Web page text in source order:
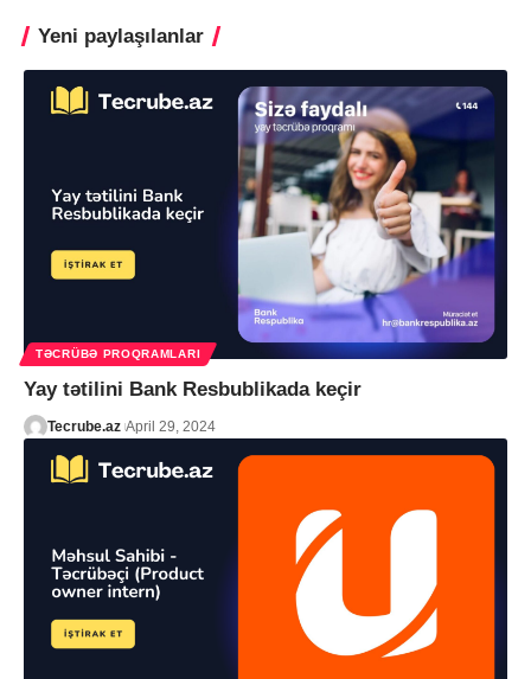
Yeni paylaşılanlar
TƏCRÜBƏ PROQRAMLARI
Yay tətilini Bank Resbublikada keçir
Tecrube.az April 29, 2024